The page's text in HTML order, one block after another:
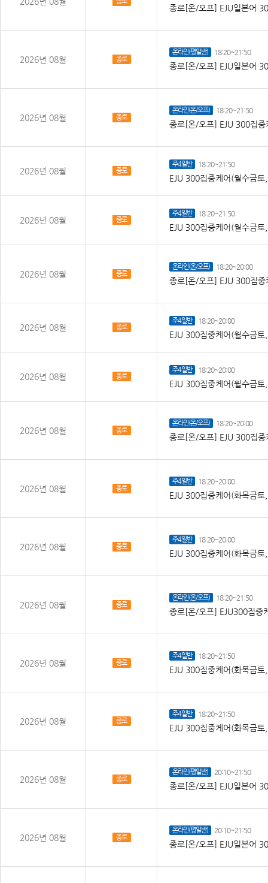
종로[온/오프] EJU일본어
2026년 08월 종로
온라인(평일반) 18:20~21:50
종로[온/오프] EJU일본어
2026년 08월 종로
온라인(온/오프) 18:20~21:50
종로[온/오프] EJU 300집
2026년 08월 종로
주4일반 18:20~21:50
EJU 300집중케어(월수금
2026년 08월 종로
주4일반 18:20~21:50
EJU 300집중케어(월수금
2026년 08월 종로
온라인(온/오프) 18:20~20:00
종로[온/오프] EJU 300집
2026년 08월 종로
주4일반 18:20~20:00
EJU 300집중케어(월수금
2026년 08월 종로
주4일반 18:20~20:00
EJU 300집중케어(월수금
2026년 08월 종로
온라인(온/오프) 18:20~20:00
종로[온/오프] EJU 300집
2026년 08월 종로
주4일반 18:20~20:00
EJU 300집중케어(화목금
2026년 08월 종로
주4일반 18:20~20:00
EJU 300집중케어(화목금
2026년 08월 종로
온라인(온/오프) 18:20~21:50
종로[온/오프] EJU300집
2026년 08월 종로
주4일반 18:20~21:50
EJU 300집중케어(화목금
2026년 08월 종로
주4일반 18:20~21:50
EJU 300집중케어(화목금
2026년 08월 종로
온라인(평일반) 20:10~21:50
종로[온/오프] EJU일본어
2026년 08월 종로
온라인(평일반) 20:10~21:50
종로[온/오프] EJU일본어